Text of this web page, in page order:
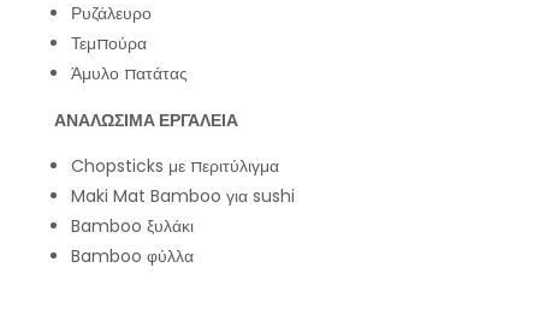
Ρυζάλευρο
Τεμπούρα
Άμυλο πατάτας
ΑΝΑΛΩΣΙΜΑ ΕΡΓΑΛΕΙΑ
Chopsticks με περιτύλιγμα
Maki Mat Bamboo για sushi
Bamboo ξυλάκι
Bamboo φύλλα